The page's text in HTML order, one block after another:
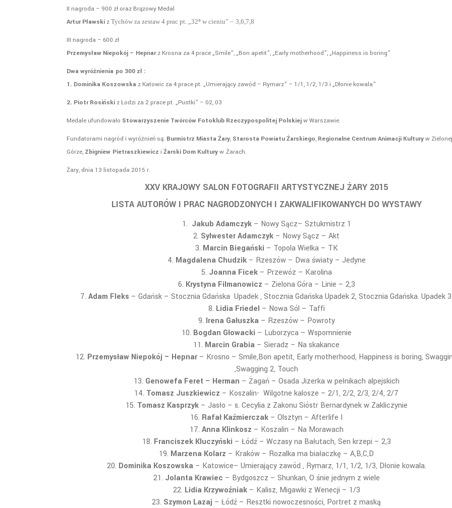
II nagroda – 900 zł oraz Brązowy Medal
Artur Pławski z Tychów za zestaw 4 prac pt. „32º w cieniu” – 3,6,7,8
III nagroda – 600 zł
Przemysław Niepokój – Hepnarz Krosna za 4 prace „Smile”, „Bon apetit”, „Early motherhood”, „Happiness is boring”
Dwa wyróżnienia po 300 zł :
1. Dominika Koszowska z Katowic za 4 prace pt. „Umierający zawód – Rymarz” – 1/1, 1/2, 1/3 i „Dłonie kowala”
2. Piotr Rosiński z Łodzi za 2 prace pt. „Pustki” – 02, 03
Medale ufundowało Stowarzyszenie Twórców Fotoklub Rzeczypospolitej Polskiejw Warszawie.
Fundatorami nagród i wyróżnień są: Burmistrz Miasta Żary, Starosta Powiatu Żarskiego, Regionalne Centrum Animacji Kulturyw Zielonej
Górze, Zbigniew Pietraszkiewicz i Żarski Dom Kulturyw Żarach.
Żary, dnia 13 listopada 2015 r.
XXV KRAJOWY SALON FOTOGRAFII ARTYSTYCZNEJ ŻARY 2015
LISTA AUTORÓW I PRAC NAGRODZONYCH I ZAKWALIFIKOWANYCH DO WYSTAWY
Jakub Adamczyk– Nowy Sącz– Sztukmistrz 1
Sylwester Adamczyk – Nowy Sącz – Akt
Marcin Biegański – Topola Wielka – TK
Magdalena Chudzik– Rzeszów – Dwa światy – Jedyne
Joanna Ficek– Przewóz – Karolina
Krystyna Filmanowicz – Zielona Góra – Linie – 2,3
Adam Fleks – Gdańsk – Stocznia Gdańska Upadek , Stocznia Gdańska Upadek 2, Stocznia Gdańska. Upadek
Lidia Friedel – Nowa Sól – Taffi
Irena Gałuszka– Rzeszów – Powroty
Bogdan Głowacki – Luborzyca – Wspomnienie
Marcin Grabia – Sieradz – Na skakance
Przemysław Niepokój – Hepnar – Krosno – Smile,Bon apetit, Early motherhood, Happiness is boring,
,Swagging 2, Touch
Genowefa Feret – Herman – Żagań – Osada Jizerka w pełnikach alpejskich
Tomasz Juszkiewicz – Koszalin- Wilgotne kalosze – 2/1, 2/2, 2/3, 2/4, 2/7
Tomasz Kasprzyk– Jasło – s. Cecylia z Zakonu Sióstr Bernardynek w Zakliczynie
Rafał Kaźmierczak – Olsztyn – Afterlife I
Anna Klinkosz – Koszalin – Na Morawach
Franciszek Kluczyński – Łódź – Wczasy na Bałutach, Sen krzepi – 2,3
Marzena Kolarz – Kraków – Rozalka ma białaczkę – A,B,C,D
Dominika Koszowska– Katowice– Umierający zawód , Rymarz, 1/1, 1/2, 1/3, Dłonie kowala.
Jolanta Krawiec – Bydgoszcz – Shunkan, O śnie jednym z wiele
Lidia Krzywoźniak– Kalisz, Migawki z Wenecji – 1/3
Szymon Lazaj – Łódź – Resztki nowoczesności, Portret z maską